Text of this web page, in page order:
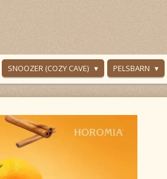
SNOOZER (COZY CAVE) PELSBARN